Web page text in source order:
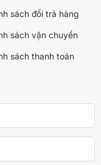
sách đổi trả hàng
sách vận chuyển
sách thanh toán